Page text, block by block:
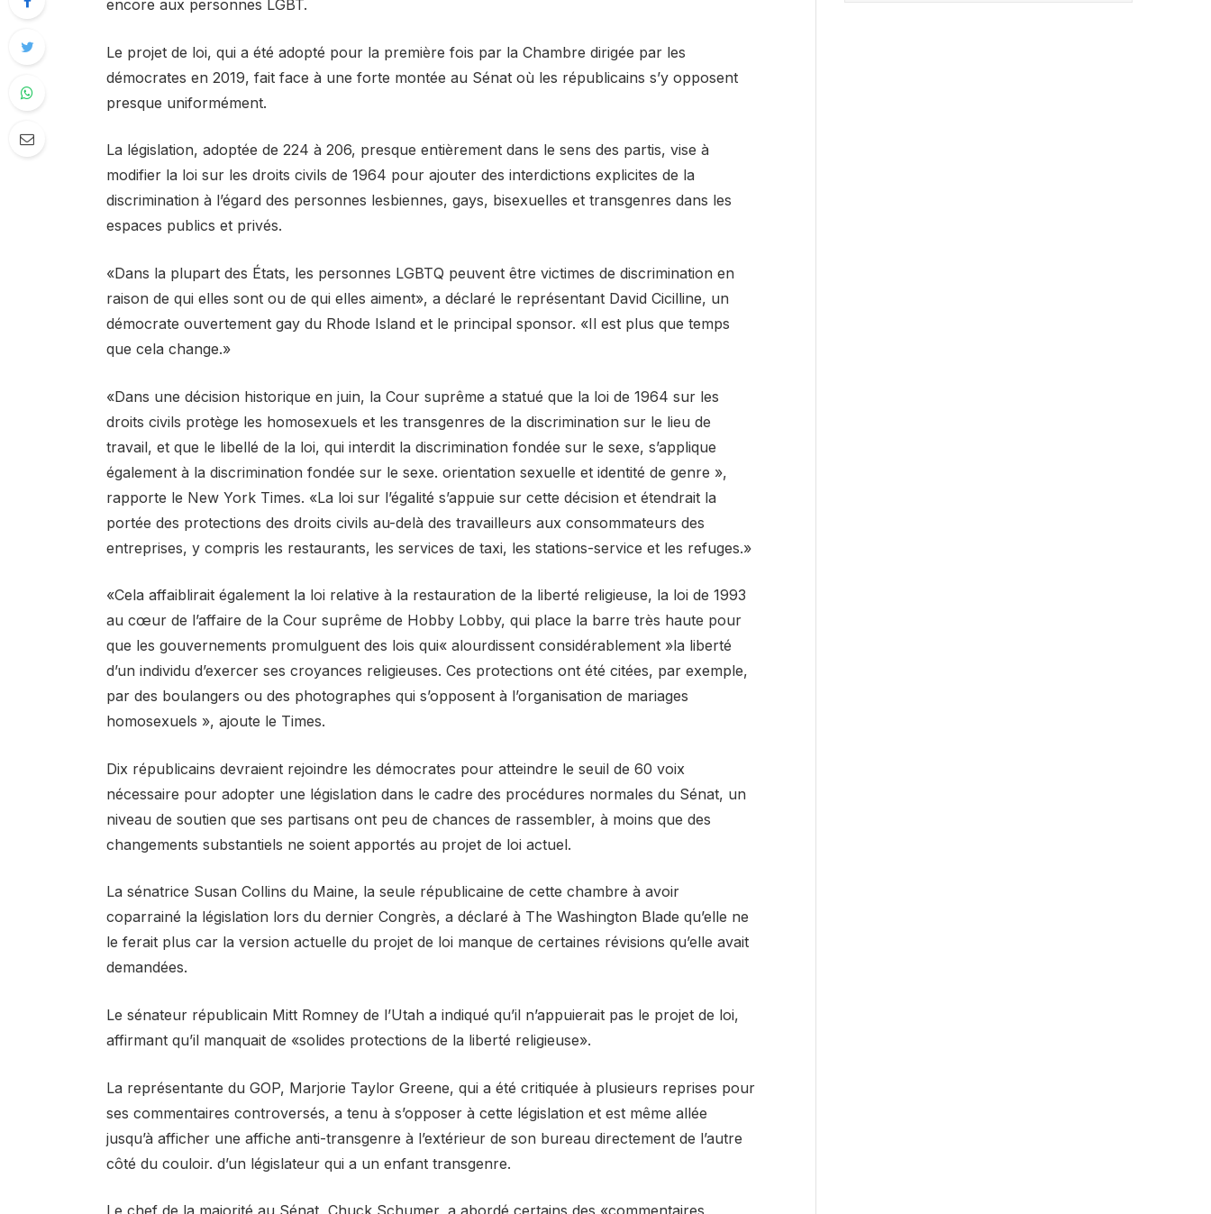
encore aux personnes LGBT.
Le projet de loi, qui a été adopté pour la première fois par la Chambre dirigée par les
démocrates en 2019, fait face à une forte montée au Sénat où les républicains s’y opposent
presque uniformément.
La législation, adoptée de 224 à 206, presque entièrement dans le sens des partis, vise à
modifier la loi sur les droits civils de 1964 pour ajouter des interdictions explicites de la
discrimination à l’égard des personnes lesbiennes, gays, bisexuelles et transgenres dans les
espaces publics et privés.
«Dans la plupart des États, les personnes LGBTQ peuvent être victimes de discrimination en
raison de qui elles sont ou de qui elles aiment», a déclaré le représentant David Cicilline, un
démocrate ouvertement gay du Rhode Island et le principal sponsor. «Il est plus que temps
que cela change.»
«Dans une décision historique en juin, la Cour suprême a statué que la loi de 1964 sur les
droits civils protège les homosexuels et les transgenres de la discrimination sur le lieu de
travail, et que le libellé de la loi, qui interdit la discrimination fondée sur le sexe, s’applique
également à la discrimination fondée sur le sexe. orientation sexuelle et identité de genre »,
rapporte le New York Times. «La loi sur l’égalité s’appuie sur cette décision et étendrait la
portée des protections des droits civils au-delà des travailleurs aux consommateurs des
entreprises, y compris les restaurants, les services de taxi, les stations-service et les refuges.»
«Cela affaiblirait également la loi relative à la restauration de la liberté religieuse, la loi de 1993
au cœur de l’affaire de la Cour suprême de Hobby Lobby, qui place la barre très haute pour
que les gouvernements promulguent des lois qui« alourdissent considérablement »la liberté
d’un individu d’exercer ses croyances religieuses. Ces protections ont été citées, par exemple,
par des boulangers ou des photographes qui s’opposent à l’organisation de mariages
homosexuels », ajoute le Times.
Dix républicains devraient rejoindre les démocrates pour atteindre le seuil de 60 voix
nécessaire pour adopter une législation dans le cadre des procédures normales du Sénat, un
niveau de soutien que ses partisans ont peu de chances de rassembler, à moins que des
changements substantiels ne soient apportés au projet de loi actuel.
La sénatrice Susan Collins du Maine, la seule républicaine de cette chambre à avoir
coparrainé la législation lors du dernier Congrès, a déclaré à The Washington Blade qu’elle ne
le ferait plus car la version actuelle du projet de loi manque de certaines révisions qu’elle avait
demandées.
Le sénateur républicain Mitt Romney de l’Utah a indiqué qu’il n’appuierait pas le projet de loi,
affirmant qu’il manquait de «solides protections de la liberté religieuse».
La représentante du GOP, Marjorie Taylor Greene, qui a été critiquée à plusieurs reprises pour
ses commentaires controversés, a tenu à s’opposer à cette législation et est même allée
jusqu’à afficher une affiche anti-transgenre à l’extérieur de son bureau directement de l’autre
côté du couloir. d’un législateur qui a un enfant transgenre.